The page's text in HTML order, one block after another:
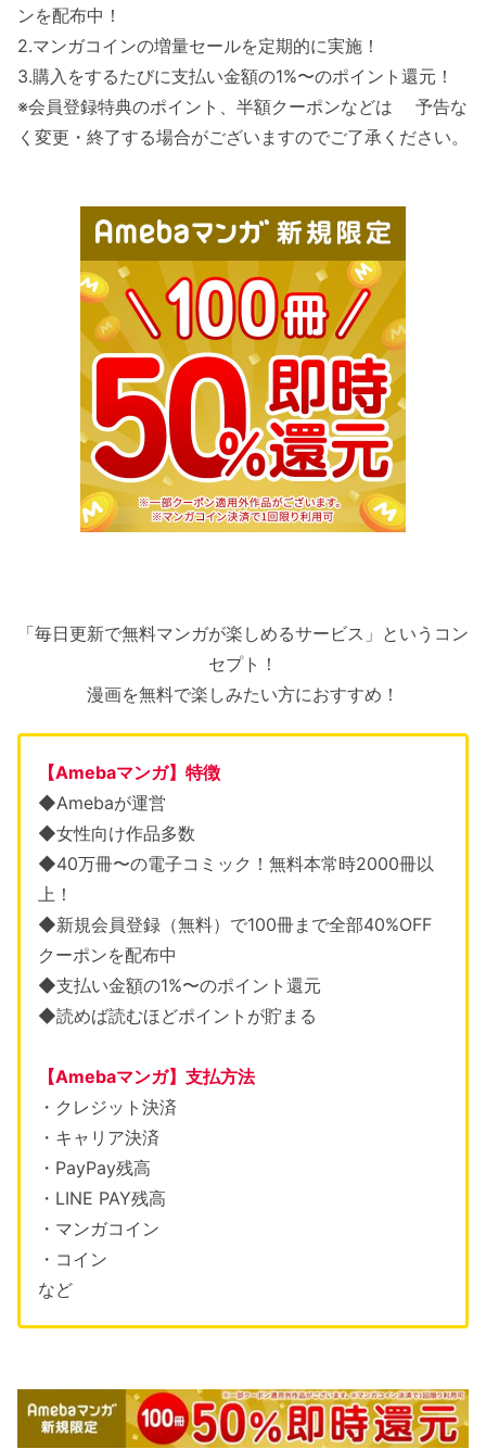
ンを配布中！
2.マンガコインの増量セールを定期的に実施！
3.購入をするたびに支払い金額の1%〜のポイント還元！
※会員登録特典のポイント、半額クーポンなどは 予告な
く変更・終了する場合がございますのでご了承ください。
「毎日更新で無料マンガが楽しめるサービス」というコン
セプト！
漫画を無料で楽しみたい方におすすめ！
【Amebaマンガ】特徴
◆Amebaが運営
◆女性向け作品多数
◆40万冊〜の電子コミック！無料本常時2000冊以
上！
◆新規会員登録（無料）で100冊まで全部40%OFF
クーポンを配布中
◆支払い金額の1%〜のポイント還元
◆読めば読むほどポイントが貯まる
【Amebaマンガ】支払方法
・クレジット決済
・キャリア決済
・PayPay残高
・LINE PAY残高
・マンガコイン
・コイン
など